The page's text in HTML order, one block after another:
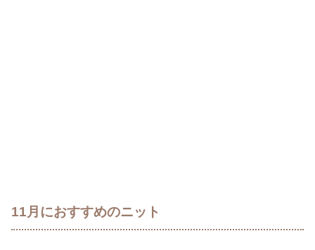
11月におすすめのニット